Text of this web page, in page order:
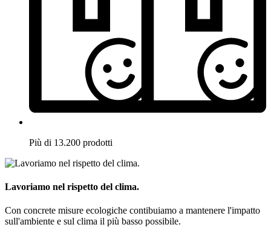
Più di 13.200 prodotti
Lavoriamo nel rispetto del clima.
Con concrete misure ecologiche contibuiamo a mantenere l'impatto
sull'ambiente e sul clima il più basso possibile.